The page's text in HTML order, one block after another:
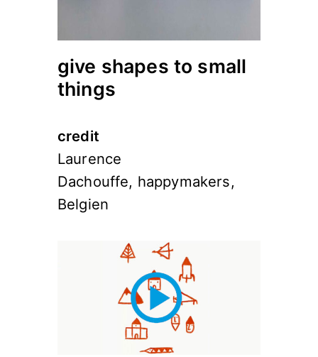
give shapes to small
things
credit
Laurence
Dachouffe, happymakers,
Belgien